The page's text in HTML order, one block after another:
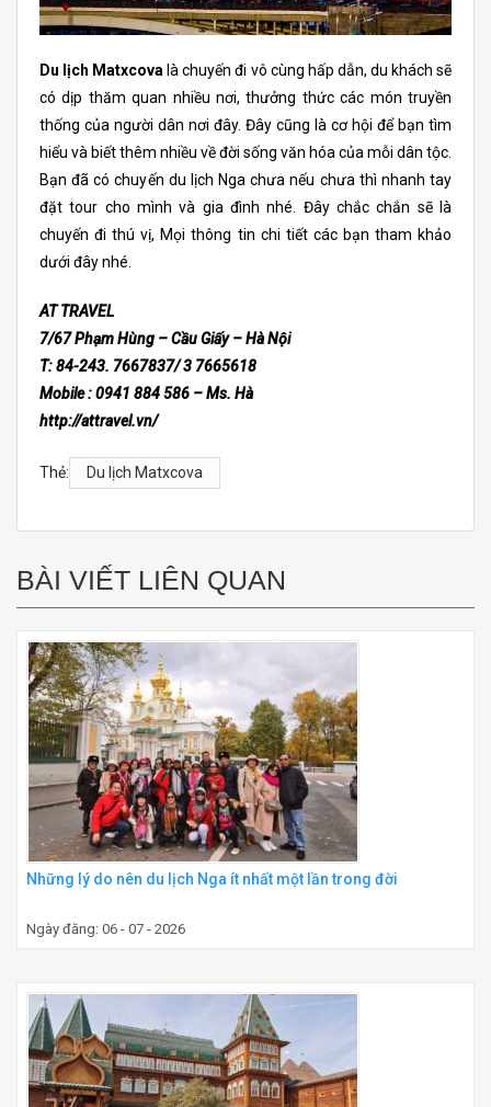
Du lịch Matxcova là chuyến đi vô cùng hấp dẫn, du khách sẽ
có dịp thăm quan nhiều nơi, thưởng thức các món truyền
thống của người dân nơi đây. Đây cũng là cơ hội để bạn tìm
hiểu và biết thêm nhiều về đời sống văn hóa của mỗi dân tộc.
Bạn đã có chuyến du lịch Nga chưa nếu chưa thì nhanh tay
đặt tour cho mình và gia đình nhé. Đây chắc chắn sẽ là
chuyến đi thú vị, Mọi thông tin chi tiết các bạn tham khảo
dưới đây nhé.
AT TRAVEL
7/67 Phạm Hùng – Cầu Giấy – Hà Nội
T: 84-243. 7667837/ 3 7665618
Mobile : 0941 884 586 – Ms. Hà
http://attravel.vn/
Thẻ: Du lịch Matxcova
BÀI VIẾT LIÊN QUAN
Những lý do nên du lịch Nga ít nhất một lần trong đời
Ngày đăng: 06 - 07 - 2026